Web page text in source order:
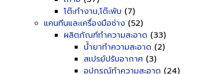
โต๊ะทำงาน,โต๊ะพับ (7)
แคนทีนและเครื่องมือช่าง (52)
ผลิตภัณฑ์ทำความสะอาด (33)
น้ำยาทำความสะอาด (2)
สเปรย์ปรับอากาศ (3)
อุปกรณ์ทำความสะอาด (24)